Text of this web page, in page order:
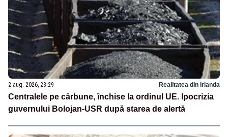
2 aug. 2026, 23:29 Realitatea din Irlanda
Centralele pe cărbune, închise la ordinul UE. Ipocrizia
guvernului Bolojan-USR după starea de alertă